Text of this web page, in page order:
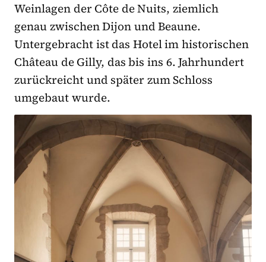
Weinlagen der Côte de Nuits, ziemlich
genau zwischen Dijon und Beaune.
Untergebracht ist das Hotel im historischen
Château de Gilly, das bis ins 6. Jahrhundert
zurückreicht und später zum Schloss
umgebaut wurde.